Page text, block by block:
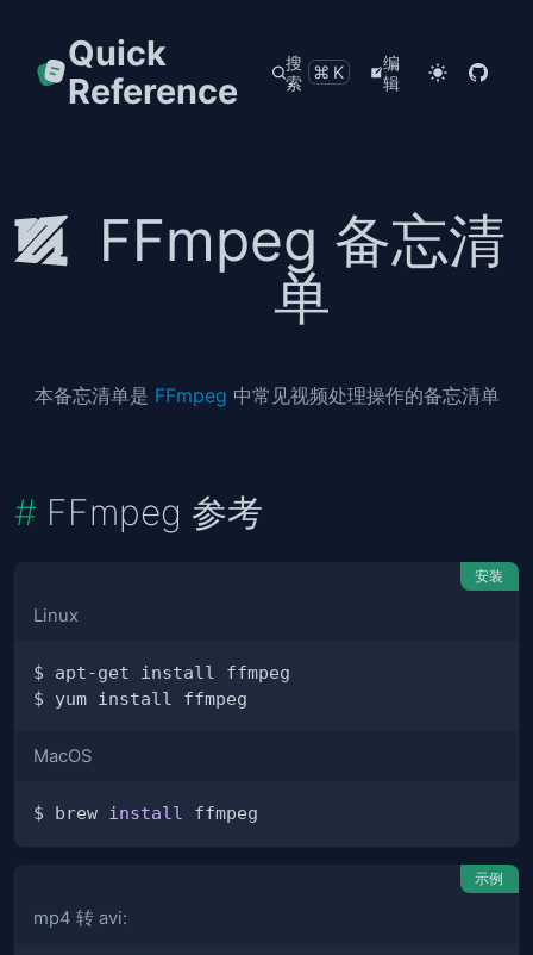
Quick
Reference
搜
索
⌘K
编
辑
FFmpeg 备忘清
单
本备忘清单是 FFmpeg 中常见视频处理操作的备忘清单
FFmpeg 参考
安装
Linux
MacOS
$ brew install
示例
mp4 转 avi: